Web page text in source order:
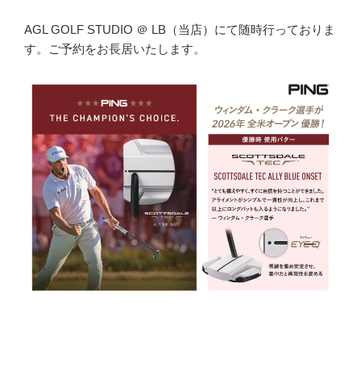
AGL GOLF STUDIO ＠ LB（当店）にて随時行っておりま
す。ご予約をお長居いたします。